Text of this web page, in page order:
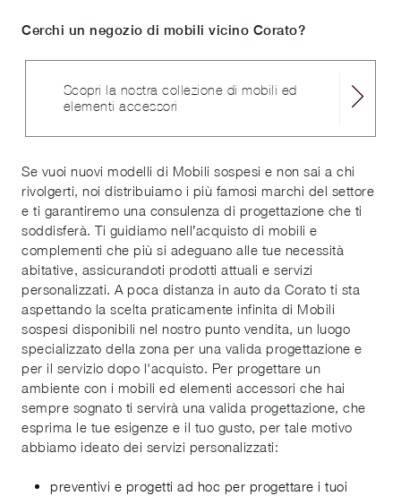
Cerchi un negozio di mobili vicino Corato?
Scopri la nostra collezione di mobili ed
elementi accessori
Se vuoi nuovi modelli di Mobili sospesi e non sai a chi
rivolgerti, noi distribuiamo i più famosi marchi del settore
e ti garantiremo una consulenza di progettazione che ti
soddisferà. Ti guidiamo nell’acquisto di mobili e
complementi che più si adeguano alle tue necessità
abitative, assicurandoti prodotti attuali e servizi
personalizzati. A poca distanza in auto da Corato ti sta
aspettando la scelta praticamente infinita di Mobili
sospesi disponibili nel nostro punto vendita, un luogo
specializzato della zona per una valida progettazione e
per il servizio dopo l'acquisto. Per progettare un
ambiente con i mobili ed elementi accessori che hai
sempre sognato ti servirà una valida progettazione, che
esprima le tue esigenze e il tuo gusto, per tale motivo
abbiamo ideato dei servizi personalizzati:
preventivi e progetti ad hoc per progettare i tuoi